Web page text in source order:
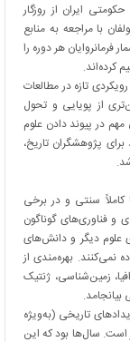
ایران از روزگار
با مراجعه به منابع
هر دوره را
کرده‌اند.
تازه در مطالعات
از پویایی و تحول
در پیوند دادن علوم
پژوهشگران تاریخ،
سنتی و در برخی
و فناوری‌های گوناگون
علوم دیگر و دانش‌های
نمی‌کنند. بهره‌مندی از
زمین‌شناسی، ژنتیک
تاریخی (به‌ویژه
است. سال‌ها بود که این